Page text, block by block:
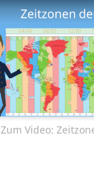
Zum Video: